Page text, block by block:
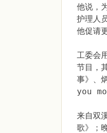
他说，
护理人
他促请
工委会
节目，
事》、
you
来自双
歌》；